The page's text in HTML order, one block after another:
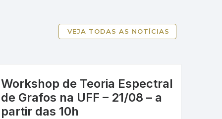
VEJA TODAS AS NOTÍCIAS
Workshop de Teoria Espectral
de Grafos na UFF – 21/08 – a
partir das 10h